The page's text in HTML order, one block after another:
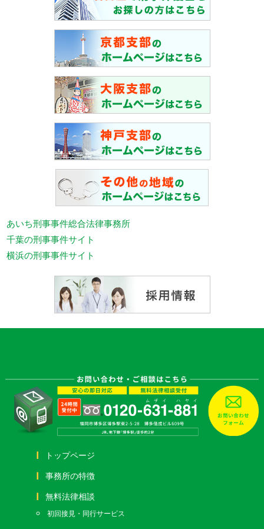
あいち刑事事件総合法律事務所
千葉の刑事事件サイト
横浜の刑事事件サイト
トップページ
事務所の特徴
無料法律相談
初回接見・同行サービス